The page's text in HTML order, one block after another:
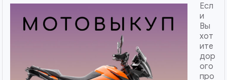
Есл
и
Вы
хот
ите
дор
ого
про